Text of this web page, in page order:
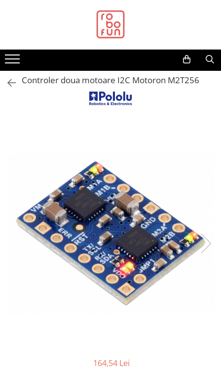
Arduino Original
Arduino Compatibil
Raspberry PI
Cabluri si Conectori
Cutii
LCD
Adaptoare si convertoare
Controler doua motoare I2C Motoron M2T256
164,54 Lei